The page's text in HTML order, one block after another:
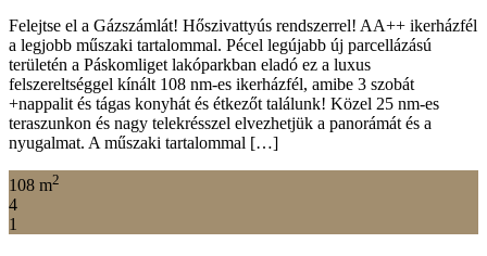
Felejtse el a Gázszámlát! Hőszivattyús rendszerrel! AA++ ikerházfél
a legjobb műszaki tartalommal. Pécel legújabb új parcellázású
területén a Páskomliget lakóparkban eladó ez a luxus
felszereltséggel kínált 108 nm-es ikerházfél, amibe 3 szobát
+nappalit és tágas konyhát és étkezőt találunk! Közel 25 nm-es
teraszunkon és nagy telekrésszel elvezhetjük a panorámát és a
nyugalmat. A műszaki tartalommal […]
108 m2
4
1